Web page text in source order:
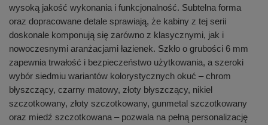
wysoką jakość wykonania i funkcjonalność. Subtelna forma
oraz dopracowane detale sprawiają, że kabiny z tej serii
doskonale komponują się zarówno z klasycznymi, jak i
nowoczesnymi aranżacjami łazienek. Szkło o grubości 6 mm
zapewnia trwałość i bezpieczeństwo użytkowania, a szeroki
wybór siedmiu wariantów kolorystycznych okuć – chrom
błyszczący, czarny matowy, złoty błyszczący, nikiel
szczotkowany, złoty szczotkowany, gunmetal szczotkowany
oraz miedź szczotkowana – pozwala na pełną personalizację